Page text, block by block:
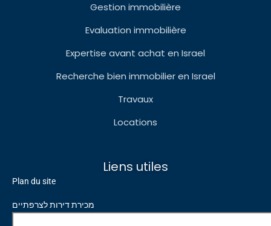
Gestion immobilière
Evaluation immobilière
Expertise avant achat en Israel
Recherche bien immobilier en Israel
Travaux
Locations
Liens utiles
Plan du site
מכירת דירות לצרפתיים